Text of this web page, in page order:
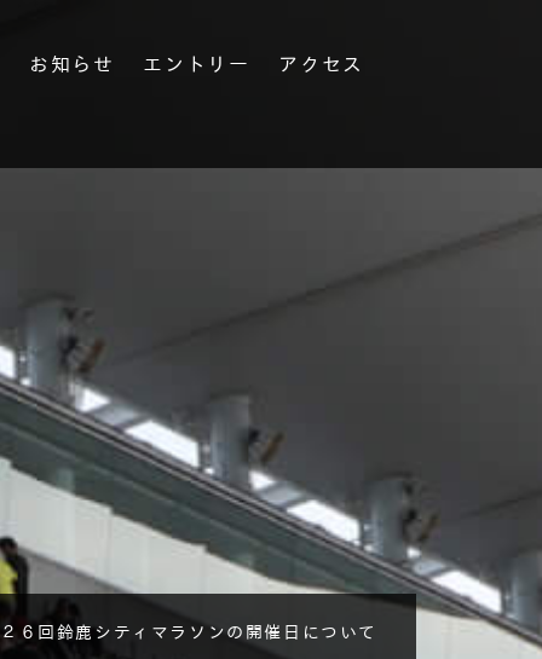
お知らせ エントリー アクセス
６回鈴鹿シティマラソンの開催日について